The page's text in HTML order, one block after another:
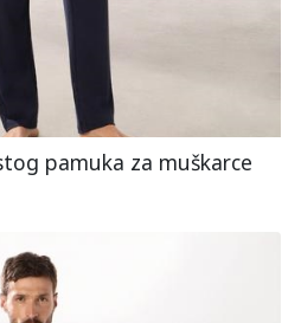
pamuka za muškarce